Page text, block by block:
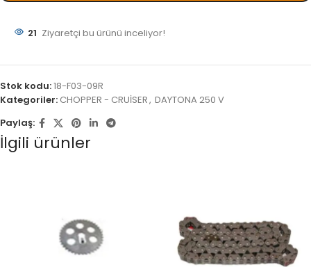
21 Ziyaretçi bu ürünü inceliyor!
Stok kodu:18-F03-09R
Kategoriler: CHOPPER - CRUİSER, DAYTONA 250 V
Paylaş:
İlgili ürünler